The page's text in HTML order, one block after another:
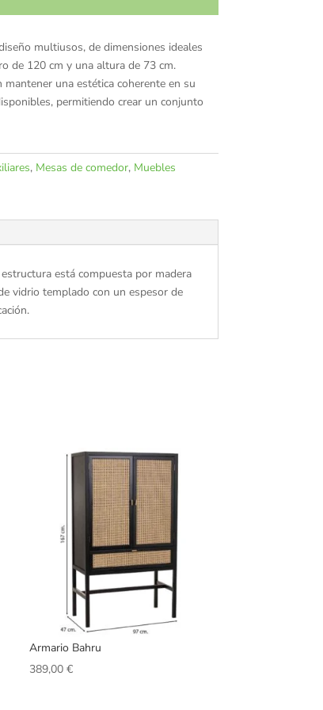
multiusos, de dimensiones ideales
de 120 cm y una altura de 73 cm.
una estética coherente en su
permitiendo crear un conjunto
, Mesas de comedor, Muebles
está compuesta por madera
vidrio templado con un espesor de
Armario Bahru
389,00 €